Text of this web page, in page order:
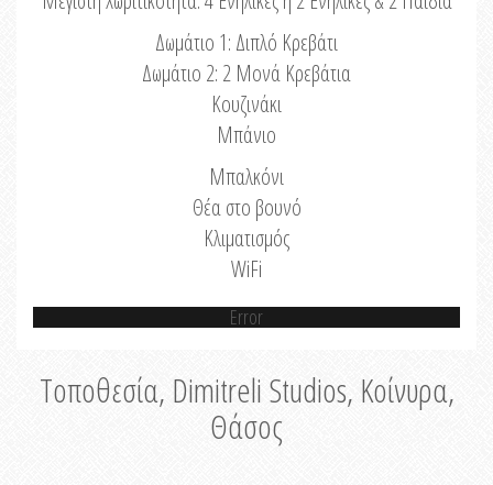
Δωμάτιο 1: Διπλό Κρεβάτι
Δωμάτιο 2: 2 Μονά Κρεβάτια
Κουζινάκι
Μπάνιο
Μπαλκόνι
Θέα στο βουνό
Κλιματισμός
WiFi
Error
Τοποθεσία, Dimitreli Studios, Κοίνυρα,
Θάσος